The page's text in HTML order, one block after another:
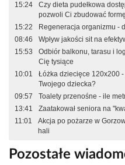
15:24
Czy dieta pudełkowa
pozwoli Ci zbudować
15:22
Regeneracja organizmu -
08:46
Wpływ jakości sit na
15:53
Odbiór balkonu, tarasu i
Cię tysiące
10:01
Łóżka dziecięce 120x200
Twojego dziecka?
09:57
Toalety przenośne - ile
13:41
Zaatakował seniora na
11:01
Akcja po pożarze w
hali
Pozostałe